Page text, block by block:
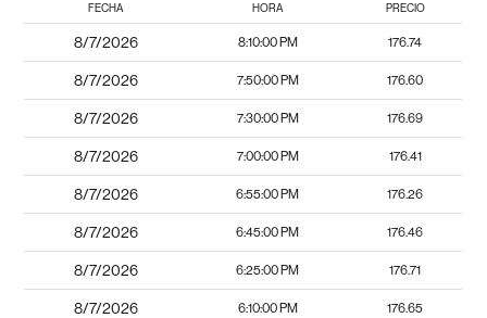
FECHA HORA PRECIO
8/7/2026 8:10:00 PM 176.74
8/7/2026 7:50:00 PM 176.60
8/7/2026 7:30:00 PM 176.69
8/7/2026 7:00:00 PM 176.41
8/7/2026 6:55:00 PM 176.26
8/7/2026 6:45:00 PM 176.46
8/7/2026 6:25:00 PM 176.71
8/7/2026 6:10:00 PM 176.65